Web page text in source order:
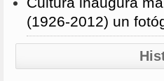
(1926-2012) un